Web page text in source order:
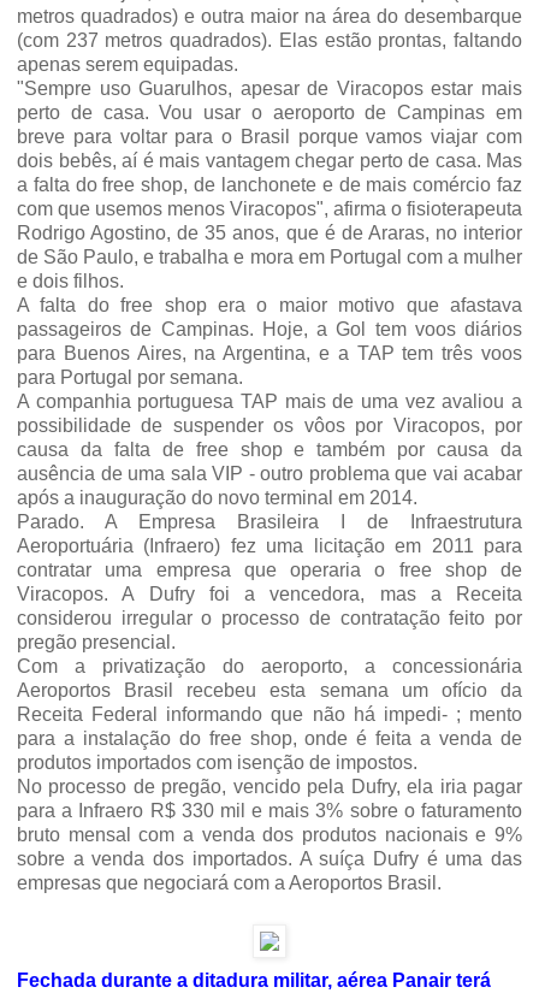
metros quadrados) e outra maior na área do desembarque
(com 237 metros quadrados). Elas estão prontas, faltando
apenas serem equipadas.
"Sempre uso Guarulhos, apesar de Viracopos estar mais
perto de casa. Vou usar o aeroporto de Campinas em
breve para voltar para o Brasil porque vamos viajar com
dois bebês, aí é mais vantagem chegar perto de casa. Mas
a falta do free shop, de lanchonete e de mais comércio faz
com que usemos menos Viracopos", afirma o fisioterapeuta
Rodrigo Agostino, de 35 anos, que é de Araras, no interior
de São Paulo, e trabalha e mora em Portugal com a mulher
e dois filhos.
A falta do free shop era o maior motivo que afastava
passageiros de Campinas. Hoje, a Gol tem voos diários
para Buenos Aires, na Argentina, e a TAP tem três voos
para Portugal por semana.
A companhia portuguesa TAP mais de uma vez avaliou a
possibilidade de suspender os vôos por Viracopos, por
causa da falta de free shop e também por causa da
ausência de uma sala VIP - outro problema que vai acabar
após a inauguração do novo terminal em 2014.
Parado. A Empresa Brasileira I de Infraestrutura
Aeroportuária (Infraero) fez uma licitação em 2011 para
contratar uma empresa que operaria o free shop de
Viracopos. A Dufry foi a vencedora, mas a Receita
considerou irregular o processo de contratação feito por
pregão presencial.
Com a privatização do aeroporto, a concessionária
Aeroportos Brasil recebeu esta semana um ofício da
Receita Federal informando que não há impedi- ; mento
para a instalação do free shop, onde é feita a venda de
produtos importados com isenção de impostos.
No processo de pregão, vencido pela Dufry, ela iria pagar
para a Infraero R$ 330 mil e mais 3% sobre o faturamento
bruto mensal com a venda dos produtos nacionais e 9%
sobre a venda dos importados. A suíça Dufry é uma das
empresas que negociará com a Aeroportos Brasil.
Fechada durante a ditadura militar, aérea Panair terá